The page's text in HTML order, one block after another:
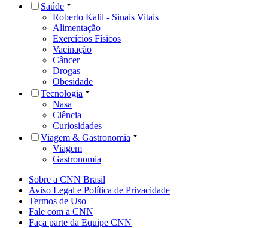
Saúde
Roberto Kalil - Sinais Vitais
Alimentação
Exercícios Físicos
Vacinação
Câncer
Drogas
Obesidade
Tecnologia
Nasa
Ciência
Curiosidades
Viagem & Gastronomia
Viagem
Gastronomia
Sobre a CNN Brasil
Aviso Legal e Política de Privacidade
Termos de Uso
Fale com a CNN
Faça parte da Equipe CNN